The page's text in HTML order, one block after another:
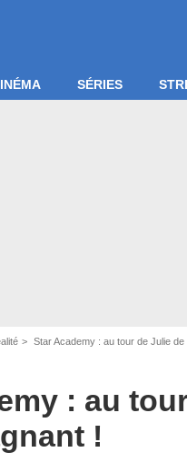
SÉRIES
Star Academy : au tour de Julie
: au
!